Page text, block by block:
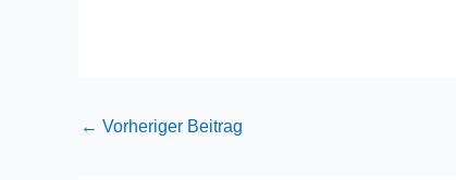
← Vorheriger Beitrag